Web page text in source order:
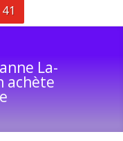
La-
achète